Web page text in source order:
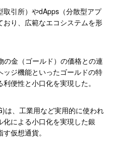
取引所）やdApps（分散型アプ
おり、広範なエコシステムを形
金（ゴールド）の価格との連
ジ機能といったゴールドの特
便性と小口化を実現した。
は、工業用など実用的に使われ
による小口化を実現した銀
仮想通貨。